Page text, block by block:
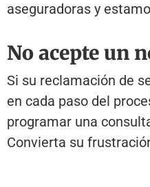
aseguradoras y
No acepte un
Si su reclamación de
en cada paso del
programar una
Convierta su